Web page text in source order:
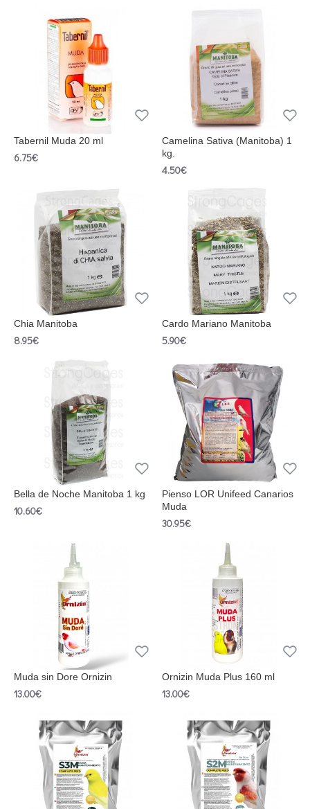
Tabernil Muda 20 ml
6.75€
Camelina Sativa (Manitoba) 1
kg.
4.50€
Chia Manitoba
8.95€
Cardo Mariano Manitoba
5.90€
Bella de Noche Manitoba 1 kg
10.60€
Pienso LOR Unifeed Canarios
Muda
30.95€
Muda sin Dore Ornizin
13.00€
Ornizin Muda Plus 160 ml
13.00€